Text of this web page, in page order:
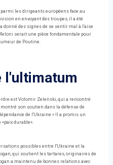
les dirigeants européens face au
en envoyant des troupes, il a été
des signes de se sentir mal à l'aise
serait une pièce fondamentale pour
de Poutine.
l'ultimatum
est Volomir Zelenski, qui a rencontré
montré son soutien dans la défense de
de l'Ukraine » Il a promis un
durable».
possibles entre l'Ukraine et la
qui soutient les tartares, originaires de
a maintenu de bonnes relations avec